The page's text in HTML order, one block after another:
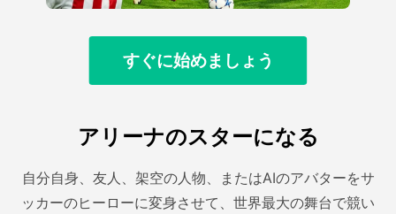
すぐに始めましょう
アリーナのスターになる
自分自身、友人、架空の人物、またはAIのアバターをサ
ッカーのヒーローに変身させて、世界最大の舞台で競い